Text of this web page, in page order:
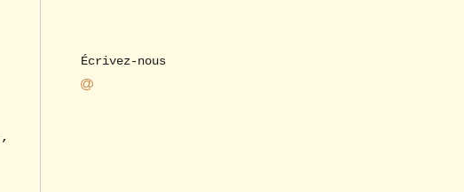
,
Écrivez-nous